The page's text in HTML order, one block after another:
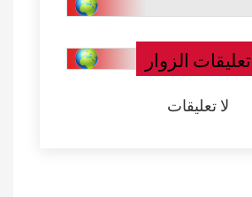
تعليقات الزوار
لا تعليقات